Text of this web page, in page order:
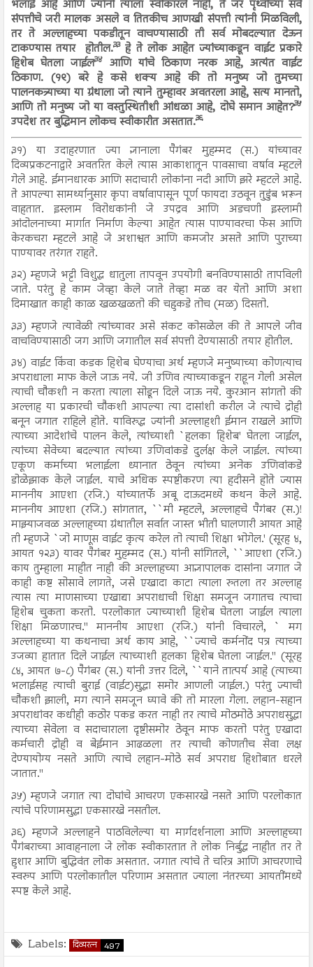
भलाई आहे आणि ज्यांनी त्याला स्वीकारले नाही, ते जर पृथ्वीच्या सर्व
संपत्तीचे जरी मालक असले व तितकीच आणखी संपत्ती त्यांनी मिळविली,
तर ते अल्लाहच्या पकडीतून वाचण्यासाठी ती सर्व मोबदल्यात देऊन
टाकण्यास तयार होतील.३३हे ते लोक आहेत ज्यांच्याकडून वाईट प्रकारे
हिशेब घेतला जाईल३४ आणि यांचे ठिकाण नरक आहे, अत्यंत वाईट
ठिकाण. (१९) बरे हे कसे शक्य आहे की तो मनुष्य जो तुमच्या
पालनकत्र्याच्या या ग्रंथाला जो त्याने तुम्हावर अवतरला आहे, सत्य मानतो,
आणि तो मनुष्य जो या वस्तुस्थितीशी आंधळा आहे, दोघे समान आहेत?३५
उपदेश तर बुद्धिमान लोकच स्वीकारीत असतात.३६
३१) या उदाहरणात ज्या ज्ञानाला पैगंबर मुहम्मद (स.) यांच्यावर
दिव्यप्रकटनाद्वारे अवतरित केले त्यास आकाशातून पावसाचा वर्षाव म्हटले
गेले आहे. ईमानधारक आणि सदाचारी लोकांना नदी आणि झरे म्हटले आहे.
ते आपल्या सामर्थ्यानुसार कृपा वर्षावापासून पूर्ण फायदा उठवून तुडुंब भरून
वाहतात. इस्लाम विरोधकांनी जे उपद्रव आणि अडचणी इस्लामी
आंदोलनाच्या मार्गात निर्माण केल्या आहेत त्यास पाण्यावरचा फेस आणि
केरकचरा म्हटले आहे जे अशाश्वत आणि कमजोर असते आणि पुराच्या
पाण्यावर तरंगत राहते.
३२) म्हणजे भट्टी विशुद्ध धातुला तापवून उपयोगी बनविण्यासाठी तापविली
जाते. परंतु हे काम जेव्हा केले जाते तेव्हा मळ वर येतो आणि अशा
दिमाखात काही काळ खळखळतो की चहुकडे तोच (मळ) दिसतो.
३३) म्हणजे त्यावेळी त्यांच्यावर असे संकट कोसळेल की ते आपले जीव
वाचविण्यासाठी जग आणि जगातील सर्व संपत्ती देण्यासाठी तयार होतील.
३४) वाईट किंवा कडक हिशेब घेण्याचा अर्थ म्हणजे मनुष्याच्या कोणत्याच
अपराधाला माफ केले जाऊ नये. जी उणिव त्याच्याकडून राहून गेली असेल
त्याची चौकशी न करता त्याला सोडून दिले जाऊ नये. कुरआन सांगतो की
अल्लाह या प्रकारची चौकशी आपल्या त्या दासांशी करील जे त्याचे द्रोही
बनून जगात राहिले होते. याविरुद्ध ज्यांनी अल्लाहशी ईमान राखले आणि
त्याच्या आदेशांचे पालन केले, त्यांच्याशी `हलका हिशेब' घेतला जाईल,
त्यांच्या सेवेच्या बदल्यात त्यांच्या उणिवांकडे दुर्लक्ष केले जाईल. त्यांच्या
एकूण कर्माच्या भलाईला ध्यानात ठेवून त्यांच्या अनेक उणिवांकडे
डोळेझाक केले जाईल. याचे अधिक स्पष्टीकरण त्या हदीसने होते ज्यास
माननीय आएशा (रजि.) यांच्यातर्फे अबू दाऊदमध्ये कथन केले आहे.
माननीय आएशा (रजि.) सांगतात, ``मी म्हटले, अल्लाहचे पैगंबर (स.)!
माझ्याजवळ अल्लाहच्या ग्रंथातील सर्वात जास्त भीती घालणारी आयत आहे
ती म्हणजे `जो माणूस वाईट कृत्य करेल तो त्याची शिक्षा भोगेल.' (सूरह ४,
आयत १२३) यावर पैगंबर मुहम्मद (स.) यांनी सांगितले, ``आएशा (रजि.)
काय तुम्हाला माहीत नाही की अल्लाहच्या आज्ञापालक दासांना जगात जे
काही कष्ट सोसावे लागते, जसे एखादा काटा त्याला रुतला तर अल्लाह
त्यास त्या माणसाच्या एखाद्या अपराधाची शिक्षा समजून जगातच त्याचा
हिशेब चुकता करतो. परलोकात ज्याच्याशी हिशेब घेतला जाईल त्याला
शिक्षा मिळणारच.'' माननीय आएशा (रजि.) यांनी विचारले, ` मग
अल्लाहच्या या कथनाचा अर्थ काय आहे, ``ज्याचे कर्मनोंद पत्र त्याच्या
उजव्या हातात दिले जाईल त्याच्याशी हलका हिशेब घेतला जाईल.'' (सूरह
८४, आयत ७-८) पैगंबर (स.) यांनी उत्तर दिले, ``याने तात्पर्य आहे (त्याच्या
भलाईसह त्याची बुराई (वाईट)सुद्धा समोर आणली जाईल.) परंतु ज्याची
चौकशी झाली, मग त्याने समजून घ्यावे की तो मारला गेला. लहान-सहान
अपराधांवर कधीही कठोर पकड करत नाही तर त्याचे मोठमोठे अपराधसुद्धा
त्याच्या सेवेला व सदाचाराला दृष्टीसमोर ठेवून माफ करतो परंतु एखादा
कर्मचारी द्रोही व बेईमान आढळला तर त्याची कोणतीच सेवा लक्ष
देण्यायोग्य नसते आणि त्याचे लहान-मोठे सर्व अपराध हिशोबात धरले
जातात.''
३५) म्हणजे जगात त्या दोघांचे आचरण एकसारखे नसते आणि परलोकात
त्यांचे परिणामसुद्धा एकसारखे नसतील.
३६) म्हणजे अल्लाहने पाठविलेल्या या मार्गदर्शनाला आणि अल्लाहच्या
पैगंबराच्या आवाहनाला जे लोक स्वीकारतात ते लोक निर्बुद्ध नाहीत तर ते
हुशार आणि बुद्धिवंत लोक असतात. जगात त्यांचे ते चरित्र आणि आचरणाचे
स्वरुप आणि परलोकातील परिणाम असतात ज्याला नंतरच्या आयतींमध्ये
स्पष्ट केले आहे.
Labels: दिव्यरत्न 497